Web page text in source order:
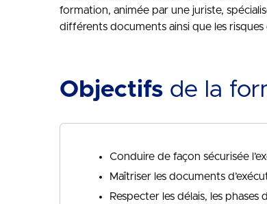
formation, animée par une juriste,
différents documents ainsi que les risques
Objectifs de la
Conduire de façon sécurisée
Maîtriser les documents
Respecter les délais, les phases